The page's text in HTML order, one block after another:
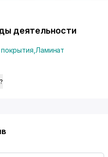
деятельности
Ламинат